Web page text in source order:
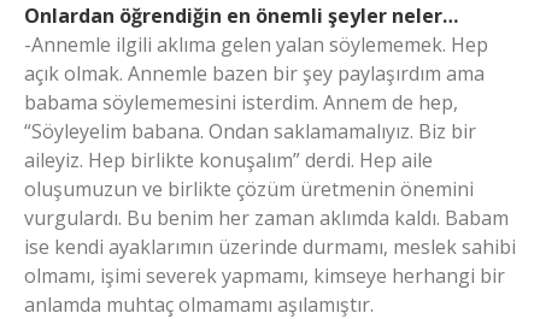
Onlardan öğrendiğin en önemli şeyler neler…
-Annemle ilgili aklıma gelen yalan söylememek. Hep
açık olmak. Annemle bazen bir şey paylaşırdım ama
babama söylememesini isterdim. Annem de hep,
“Söyleyelim babana. Ondan saklamamalıyız. Biz bir
aileyiz. Hep birlikte konuşalım” derdi. Hep aile
oluşumuzun ve birlikte çözüm üretmenin önemini
vurgulardı. Bu benim her zaman aklımda kaldı. Babam
ise kendi ayaklarımın üzerinde durmamı, meslek sahibi
olmamı, işimi severek yapmamı, kimseye herhangi bir
anlamda muhtaç olmamamı aşılamıştır.